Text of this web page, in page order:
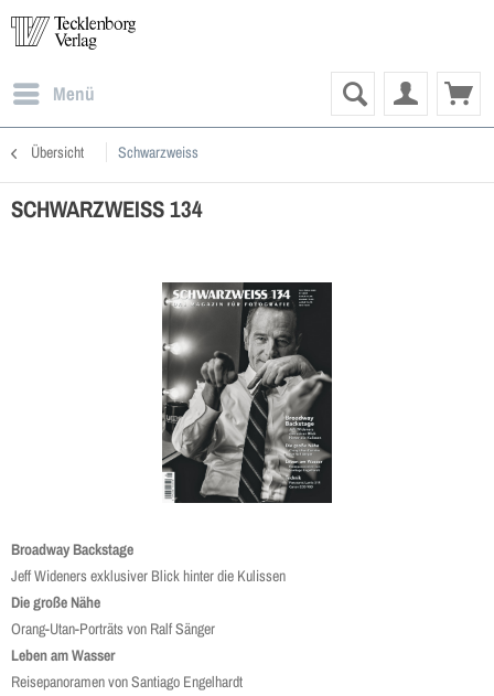
Menü
Übersicht Schwarzweiss
SCHWARZWEISS 134
Broadway Backstage
Jeff Wideners exklusiver Blick hinter die Kulissen
Die große Nähe
Orang-Utan-Porträts von Ralf Sänger
Leben am Wasser
Reisepanoramen von Santiago Engelhardt